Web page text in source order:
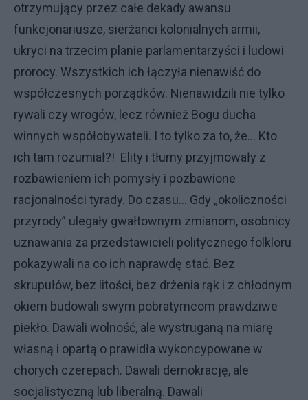
otrzymujący przez całe dekady awansu
funkcjonariusze, sierżanci kolonialnych armii,
ukryci na trzecim planie parlamentarzyści i ludowi
prorocy. Wszystkich ich łączyła nienawiść do
współczesnych porządków. Nienawidzili nie tylko
rywali czy wrogów, lecz również Bogu ducha
winnych współobywateli. I to tylko za to, że… Kto
ich tam rozumiał?! Elity i tłumy przyjmowały z
rozbawieniem ich pomysły i pozbawione
racjonalności tyrady. Do czasu… Gdy „okoliczności
przyrody” ulegały gwałtownym zmianom, osobnicy
uznawania za przedstawicieli politycznego folkloru
pokazywali na co ich naprawdę stać. Bez
skrupułów, bez litości, bez drżenia rąk i z chłodnym
okiem budowali swym pobratymcom prawdziwe
piekło. Dawali wolność, ale wystruganą na miarę
własną i opartą o prawidła wykoncypowane w
chorych czerepach. Dawali demokrację, ale
socjalistyczną lub liberalną. Dawali